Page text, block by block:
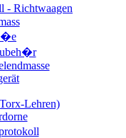
- Richtwaagen
Lehren)